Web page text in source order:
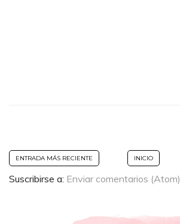
ENTRADA MÁS RECIENTE INICIO
Suscribirse a: Enviar comentarios (Atom)